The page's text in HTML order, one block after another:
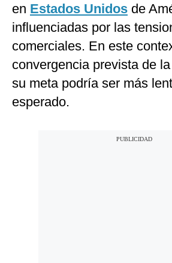
en Estados Unidos de
influenciadas por las
comerciales. En este
convergencia prevista de
su meta podría ser más
esperado.